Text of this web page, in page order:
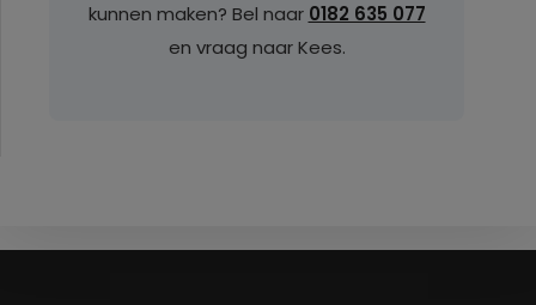
kunnen maken? Bel naar 0182 635 077
en vraag naar Kees.